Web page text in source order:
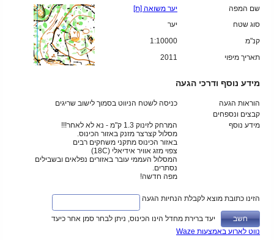
שם המפה
יער משואה [ת]
סוג שטח
יער
קנ"מ
1:10000
תאריך מיפוי
2011
מידע נוסף ודרכי הגעה
הוראות הגעה
כניסה לשטח הניווט בסמוך לישוב שריגים
קבצים ונספחים
מידע נוסף
המרחק לזינוק 1.3 ק"מ - נא לא לאחר!!!
מסלול קצרצר מזנק באזור הכינוס.
באזור הכינוס מתקני משחקים רבים
צפוי מזג אוויר אידיאלי (18C)
המסלול העממי עובר באזורים נפלאים ובשבילים
נסתרים.
מפה חדשה!
הזינו כתובת מוצא לקבלת הנחיות הגעה
יעד ברירת מחדל הינו הכינוס, ניתן לבחר סמן אחר כיעד
נווט לארוע באמצעות Waze